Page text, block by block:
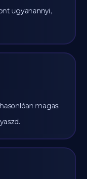
ugyanannyi,
magas